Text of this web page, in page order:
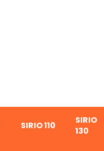
SIRIO 110
SIRIO
130